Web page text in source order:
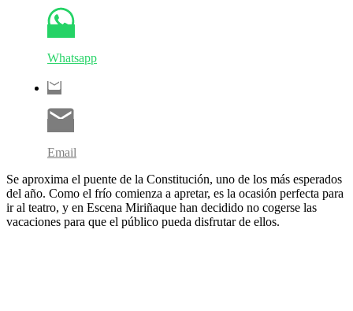
Whatsapp
Email
Se aproxima el puente de la Constitución, uno de los más esperados
del año. Como el frío comienza a apretar, es la ocasión perfecta para
ir al teatro, y en Escena Miriñaque han decidido no cogerse las
vacaciones para que el público pueda disfrutar de ellos.